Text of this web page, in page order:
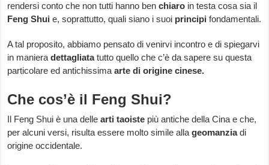
rendersi conto che non tutti hanno benchiaro in testa cosa sia il
Feng Shui e, soprattutto, quali siano i suoi principi fondamentali.
A tal proposito, abbiamo pensato di venirvi incontro e di spiegarvi
in manieradettagliatatutto quello che c’è da sapere su questa
particolare ed antichissima arte di origine cinese.
Che cos’è il Feng Shui?
Il Feng Shui è una dellearti taoiste più antiche della Cina e che,
per alcuni versi, risulta essere molto simile allageomanziadi
origine occidentale.